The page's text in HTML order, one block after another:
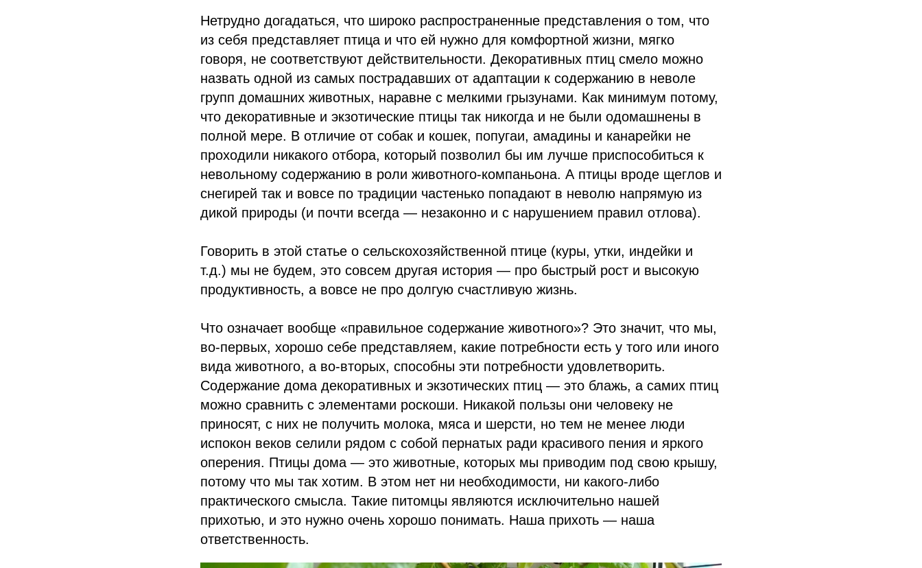
Нетрудно догадаться, что широко распространенные представления о том, что
из себя представляет птица и что ей нужно для комфортной жизни, мягко
говоря, не соответствуют действительности. Декоративных птиц смело можно
назвать одной из самых пострадавших от адаптации к содержанию в неволе
групп домашних животных, наравне с мелкими грызунами. Как минимум потому,
что декоративные и экзотические птицы так никогда и не были одомашнены в
полной мере. В отличие от собак и кошек, попугаи, амадины и канарейки не
проходили никакого отбора, который позволил бы им лучше приспособиться к
невольному содержанию в роли животного-компаньона. А птицы вроде щеглов и
снегирей так и вовсе по традиции частенько попадают в неволю напрямую из
дикой природы (и почти всегда — незаконно и с нарушением правил отлова).
Говорить в этой статье о сельскохозяйственной птице (куры, утки, индейки и
т.д.) мы не будем, это совсем другая история — про быстрый рост и высокую
продуктивность, а вовсе не про долгую счастливую жизнь.
Что означает вообще «правильное содержание животного»? Это значит, что мы,
во-первых, хорошо себе представляем, какие потребности есть у того или иного
вида животного, а во-вторых, способны эти потребности удовлетворить.
Содержание дома декоративных и экзотических птиц — это блажь, а самих птиц
можно сравнить с элементами роскоши. Никакой пользы они человеку не
приносят, с них не получить молока, мяса и шерсти, но тем не менее люди
испокон веков селили рядом с собой пернатых ради красивого пения и яркого
оперения. Птицы дома — это животные, которых мы приводим под свою крышу,
потому что мы так хотим. В этом нет ни необходимости, ни какого-либо
практического смысла. Такие питомцы являются исключительно нашей
прихотью, и это нужно очень хорошо понимать. Наша прихоть — наша
ответственность.